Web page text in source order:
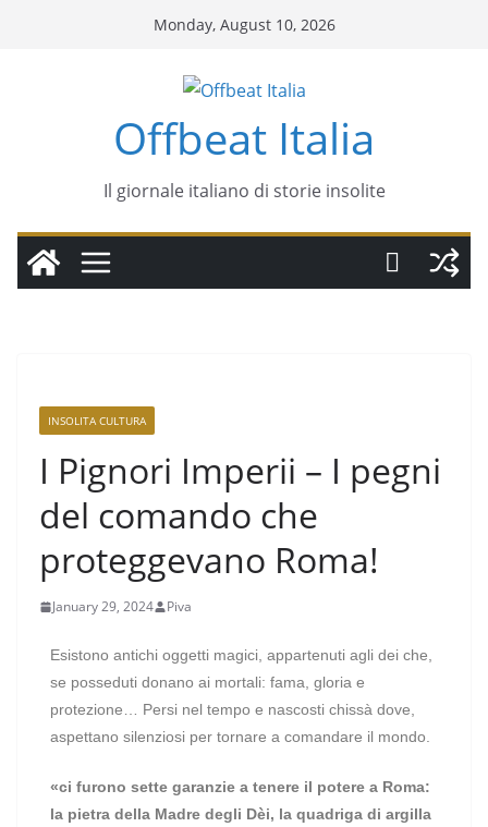
Monday, August 10, 2026
Offbeat Italia
Il giornale italiano di storie insolite
INSOLITA CULTURA
I Pignori Imperii – I pegni
del comando che
proteggevano Roma!
January 29, 2024 Piva
Esistono antichi oggetti magici, appartenuti agli dei che,
se posseduti donano ai mortali: fama, gloria e
protezione… Persi nel tempo e nascosti chissà dove,
aspettano silenziosi per tornare a comandare il mondo.
«ci furono sette garanzie a tenere il potere a Roma:
la pietra della Madre degli Dèi, la quadriga di argilla